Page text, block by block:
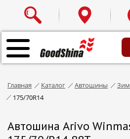
Главная Каталог Автошины
175/70R14
Автошина Arivo